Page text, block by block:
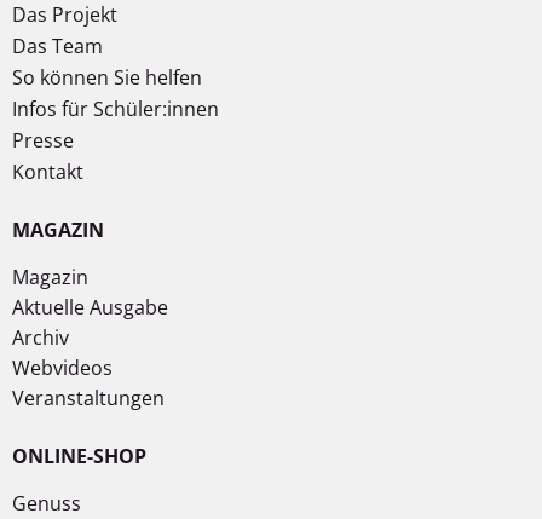
Das Projekt
Das Team
So können Sie helfen
Infos für Schüler:innen
Presse
Kontakt
MAGAZIN
Magazin
Aktuelle Ausgabe
Archiv
Webvideos
Veranstaltungen
ONLINE-SHOP
Genuss